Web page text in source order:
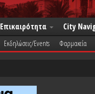
Επικαιρότητα City
Εκδηλώσεις/Events Φαρμακεία